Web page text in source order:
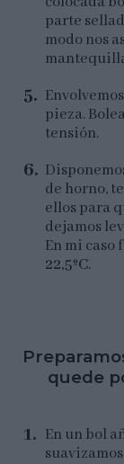
parte
modo nos
pieza.
tensión.
de horno,
ellos para
dejamos
En mi caso
22,5ºC.
quede
En un bol